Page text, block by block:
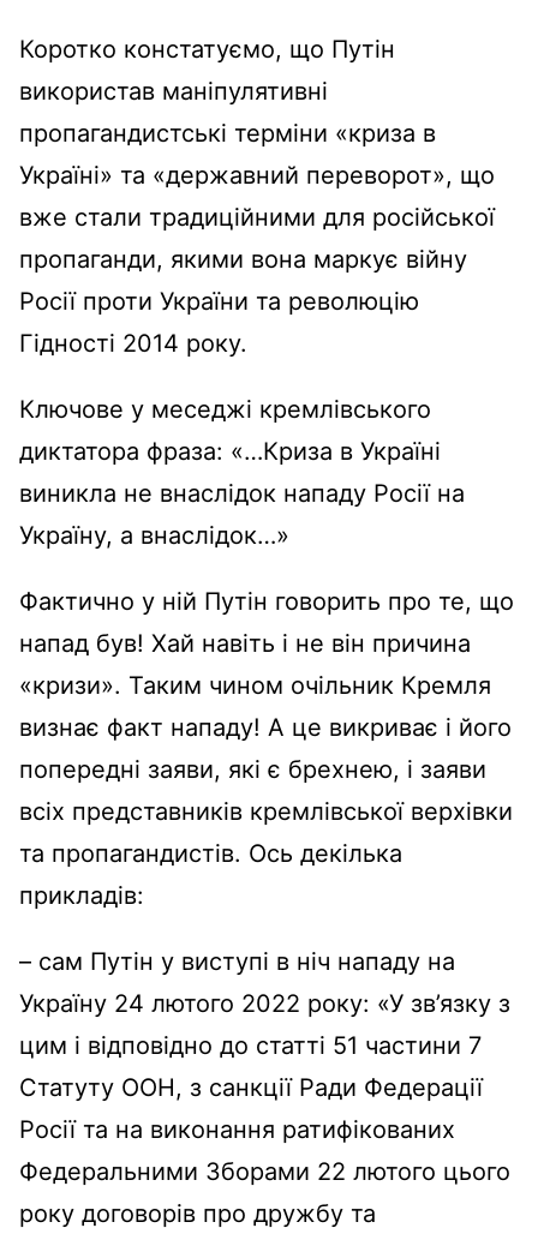
Коротко констатуємо, що Путін
використав маніпулятивні
пропагандистські терміни «криза в
Україні» та «державний переворот», що
вже стали традиційними для російської
пропаганди, якими вона маркує війну
Росії проти України та революцію
Гідності 2014 року.
Ключове у меседжі кремлівського
диктатора фраза: «…Криза в Україні
виникла не внаслідок нападу Росії на
Україну, а внаслідок…»
Фактично у ній Путін говорить про те, що
напад був! Хай навіть і не він причина
«кризи». Таким чином очільник Кремля
визнає факт нападу! А це викриває і його
попередні заяви, які є брехнею, і заяви
всіх представників кремлівської верхівки
та пропагандистів. Ось декілька
прикладів:
– сам Путін у виступі в ніч нападу на
Україну 24 лютого 2022 року: «У зв’язку з
цим і відповідно до статті 51 частини 7
Статуту ООН, з санкції Ради Федерації
Росії та на виконання ратифікованих
Федеральними Зборами 22 лютого цього
року договорів про дружбу та